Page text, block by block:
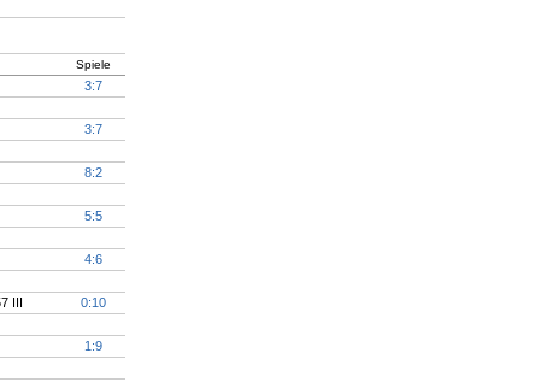
Spiele
3:7
3:7
8:2
5:5
4:6
III
0:10
1:9